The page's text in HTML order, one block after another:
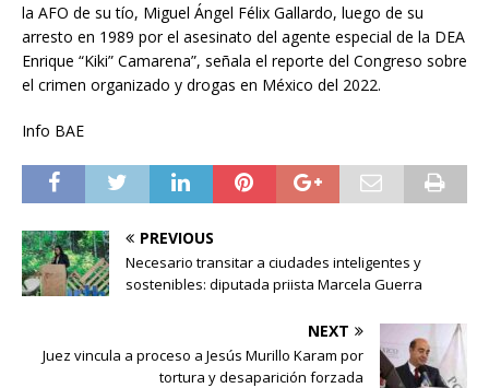
la AFO de su tío, Miguel Ángel Félix Gallardo, luego de su
arresto en 1989 por el asesinato del agente especial de la DEA
Enrique “Kiki” Camarena”, señala el reporte del Congreso sobre
el crimen organizado y drogas en México del 2022.
Info BAE
PREVIOUS
Necesario transitar a ciudades inteligentes y
sostenibles: diputada priista Marcela Guerra
NEXT
Juez vincula a proceso a Jesús Murillo Karam por
tortura y desaparición forzada